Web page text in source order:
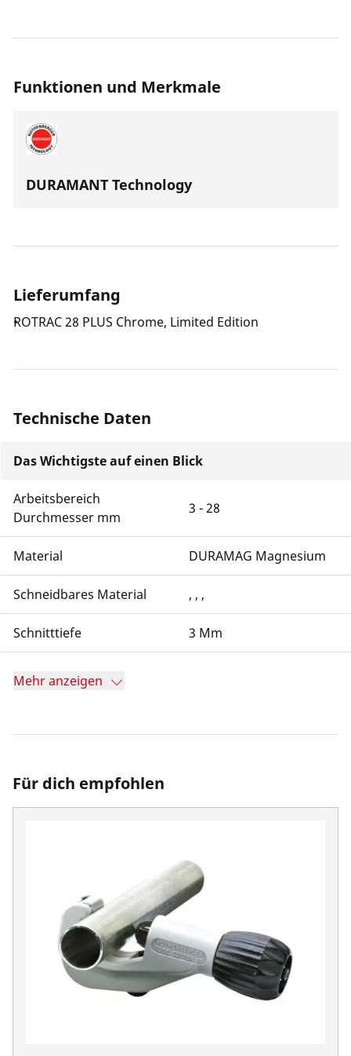
Funktionen und Merkmale
DURAMANT Technology
Lieferumfang
ROTRAC 28 PLUS Chrome, Limited Edition
Technische Daten
Das Wichtigste auf einen Blick
Arbeitsbereich
Durchmesser mm
3 - 28
Material DURAMAG Magnesium
Schneidbares Material , , ,
Schnitttiefe 3 Mm
Mehr anzeigen
Für dich empfohlen